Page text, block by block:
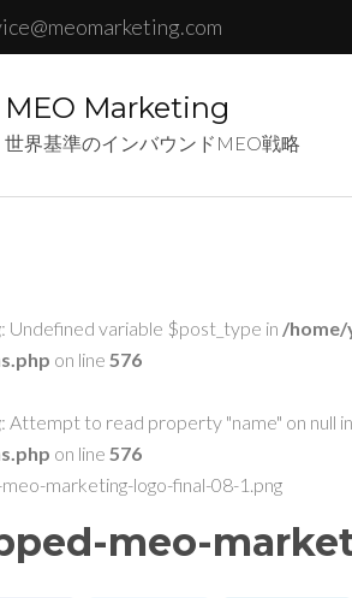
MEO Marketing
世界基準のインバウンドMEO戦略
: Undefined variable $post_type in /
on line 576
: Attempt to read property "name" on null in
on line 576
marketing-logo-final-08-1.png
meo-